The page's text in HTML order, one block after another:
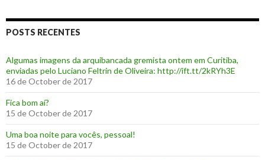
POSTS RECENTES
Algumas imagens da arquibancada gremista ontem em Curitiba,
enviadas pelo Luciano Feltrin de Oliveira: http://ift.tt/2kRYh3E
16 de October de 2017
‪Fica bom aí?‬
15 de October de 2017
Uma boa noite para vocês, pessoal!
15 de October de 2017